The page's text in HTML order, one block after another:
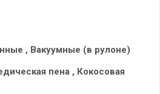
, Вакуумные (в рулоне)
пена , Кокосовая